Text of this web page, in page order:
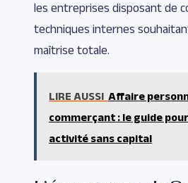
les entreprises disposant de
techniques internes
maîtrise totale.
LIRE AUSSI Affaire
commerçant : le guide
activité sans capital